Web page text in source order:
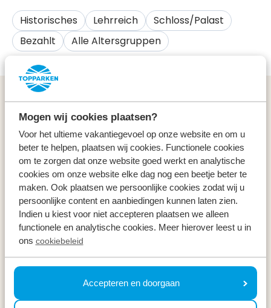
Mogen wij cookies plaatsen?
Voor het ultieme vakantiegevoel op onze website en om u
beter te helpen, plaatsen wij cookies. Functionele cookies
om te zorgen dat onze website goed werkt en analytische
cookies om onze website elke dag nog een beetje beter te
maken. Ook plaatsen we persoonlijke cookies zodat wij u
persoonlijke content en aanbiedingen kunnen laten zien.
Indien u kiest voor niet accepteren plaatsen we alleen
functionele en analytische cookies. Meer hierover leest u in
ons cookiebeleid
Accepteren en doorgaan
Historisches Lehrreich
Schloss/Palast
Bezahlt
Alle Altersgruppen
Allgemeines
Service & Kontakt
Arten
Specials
Urlaub
Im Urlaub
Newsletter